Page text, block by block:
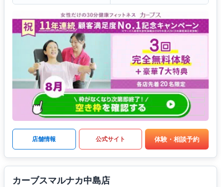
店舗情報 公式サイト 体験・相談予約
カーブスマルナカ中島店